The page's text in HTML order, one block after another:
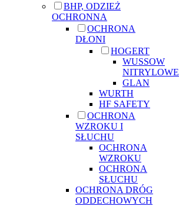
BHP, ODZIEŻ
OCHRONNA
OCHRONA
DŁONI
HOGERT
WUSSOW
NITRYLOWE
GLAN
WURTH
HF SAFETY
OCHRONA
WZROKU I
SŁUCHU
OCHRONA
WZROKU
OCHRONA
SŁUCHU
OCHRONA DRÓG
ODDECHOWYCH